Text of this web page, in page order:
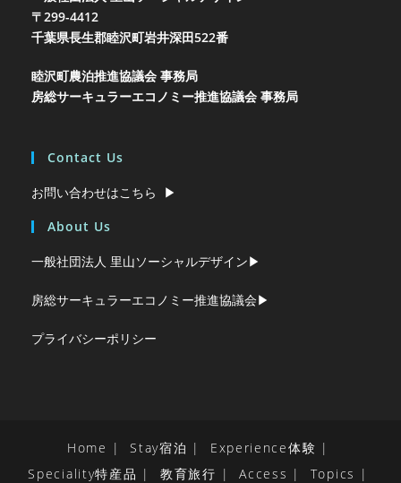
〒299-4412
千葉県長生郡睦沢町岩井深田522番
睦沢町農泊推進協議会 事務局
房総サーキュラーエコノミー推進協議会 事務局
Contact Us
お問い合わせはこちら ▶︎
About Us
一般社団法人 里山ソーシャルデザイン▶︎
房総サーキュラーエコノミー推進協議会▶︎
プライバシーポリシー
Home Stay宿泊
Experience体験
Speciality特産品
教育旅行 Access Topics